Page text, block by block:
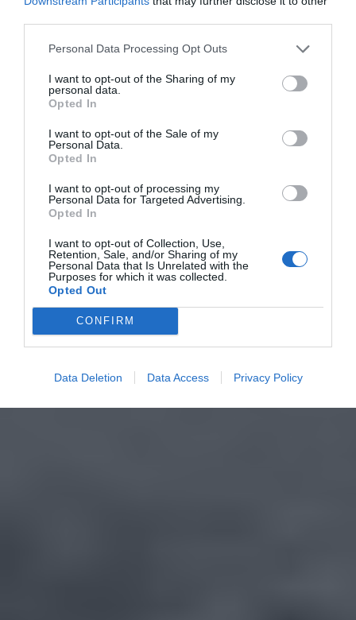
Personal Data Processing Opt Outs
I want to opt-out of the Sharing of my
personal data.
Opted In
I want to opt-out of the Sale of my
Personal Data.
Opted In
I want to opt-out of processing my
Personal Data for Targeted Advertising.
Opted In
I want to opt-out of Collection, Use,
Retention, Sale, and/or Sharing of my
Personal Data that Is Unrelated with the
Purposes for which it was collected.
Opted Out
CONFIRM
Data Deletion Data Access Privacy Policy